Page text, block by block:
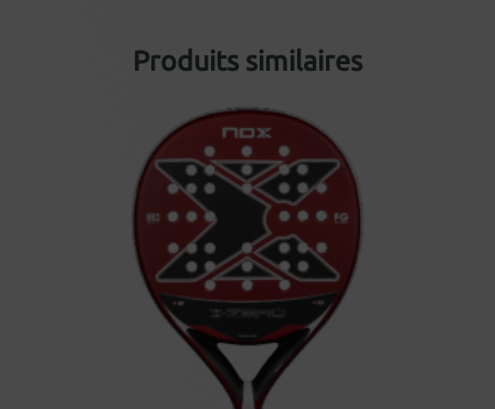
Produits similaires